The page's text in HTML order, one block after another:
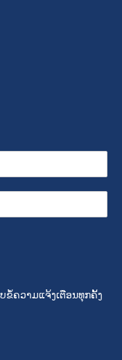
ຄວາມແຈ້ງເຕືອນທຸກຄັ້ງ